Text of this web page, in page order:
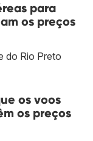
para
os preços
do Rio Preto
os voos
os preços